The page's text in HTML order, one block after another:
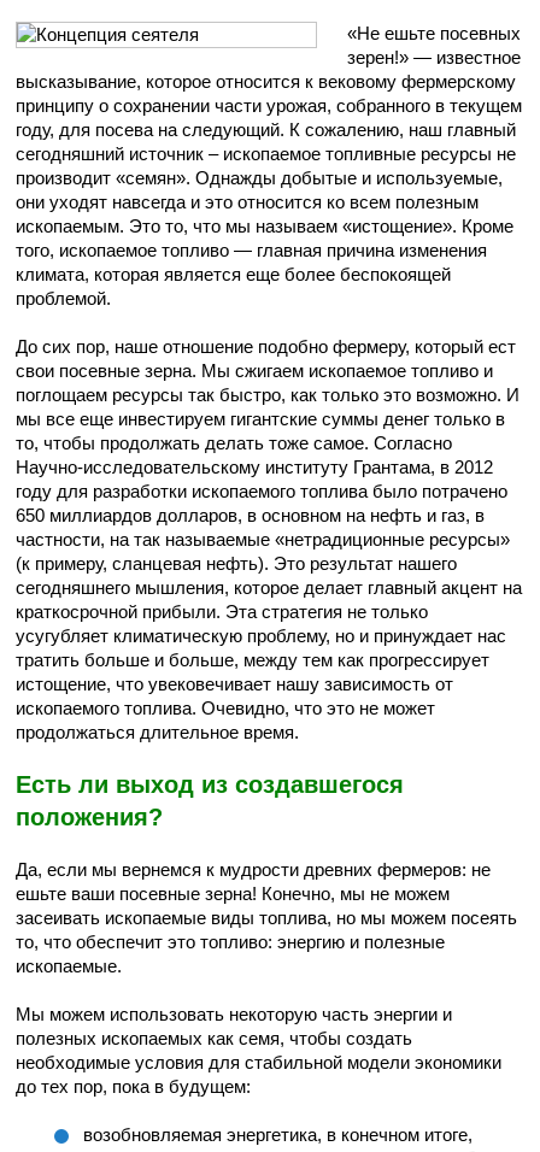
«Не ешьте посевных
зерен!» — известное
высказывание, которое относится к вековому фермерскому
принципу о сохранении части урожая, собранного в текущем
году, для посева на следующий. К сожалению, наш главный
сегодняшний источник – ископаемое топливные ресурсы не
производит «семян». Однажды добытые и используемые,
они уходят навсегда и это относится ко всем полезным
ископаемым. Это то, что мы называем «истощение». Кроме
того, ископаемое топливо — главная причина изменения
климата, которая является еще более беспокоящей
проблемой.
До сих пор, наше отношение подобно фермеру, который ест
свои посевные зерна. Мы сжигаем ископаемое топливо и
поглощаем ресурсы так быстро, как только это возможно. И
мы все еще инвестируем гигантские суммы денег только в
то, чтобы продолжать делать тоже самое. Согласно
Научно-исследовательскому институту Грантама, в 2012
году для разработки ископаемого топлива было потрачено
650 миллиардов долларов, в основном на нефть и газ, в
частности, на так называемые «нетрадиционные ресурсы»
(к примеру, сланцевая нефть). Это результат нашего
сегодняшнего мышления, которое делает главный акцент на
краткосрочной прибыли. Эта стратегия не только
усугубляет климатическую проблему, но и принуждает нас
тратить больше и больше, между тем как прогрессирует
истощение, что увековечивает нашу зависимость от
ископаемого топлива. Очевидно, что это не может
продолжаться длительное время.
Есть ли выход из создавшегося
положения?
Да, если мы вернемся к мудрости древних фермеров: не
ешьте ваши посевные зерна! Конечно, мы не можем
засеивать ископаемые виды топлива, но мы можем посеять
то, что обеспечит это топливо: энергию и полезные
ископаемые.
Мы можем использовать некоторую часть энергии и
полезных ископаемых как семя, чтобы создать
необходимые условия для стабильной модели экономики
до тех пор, пока в будущем:
возобновляемая энергетика, в конечном итоге,